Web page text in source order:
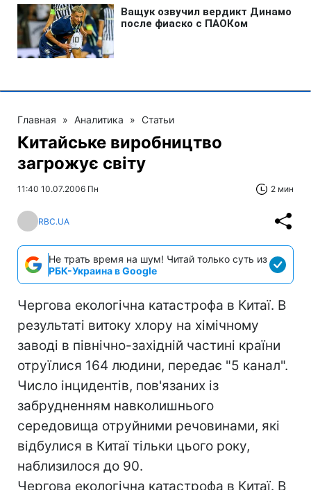
Главная » Аналитика » Статьи
Китайське виробництво
загрожує світу
11:40 10.07.2006 Пн 2 мин
RBC.UA
Не трать время на шум! Читай только суть из
РБК-Украина в Google
Чергова екологічна катастрофа в Китаї. В
результаті витоку хлору на хімічному
заводі в північно-західній частині країни
отруїлися 164 людини, передає "5 канал".
Число інцидентів, пов'язаних із
забрудненням навколишнього
середовища отруйними речовинами, які
відбулися в Китаї тільки цього року,
наблизилося до 90.
Чергова екологічна катастрофа в Китаї. В